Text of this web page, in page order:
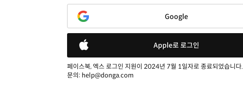
Google
Apple로 로그인
페이스북, 엑스 로그인 지원이 2024년 7월 1일자로 종료되었습니다.
문의: help@donga.com